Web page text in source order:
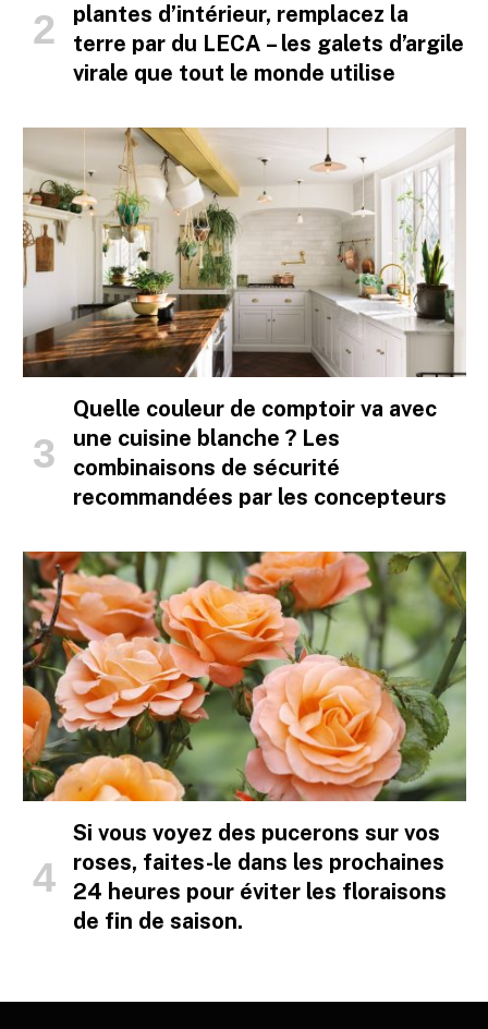
plantes d’intérieur, remplacez la
terre par du LECA – les galets d’argile
virale que tout le monde utilise
Quelle couleur de comptoir va avec
une cuisine blanche ? Les
combinaisons de sécurité
recommandées par les concepteurs
Si vous voyez des pucerons sur vos
roses, faites-le dans les prochaines
24 heures pour éviter les floraisons
de fin de saison.